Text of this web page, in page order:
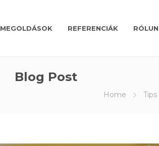
MEGOLDÁSOK REFERENCIÁK
Blog Post
Home